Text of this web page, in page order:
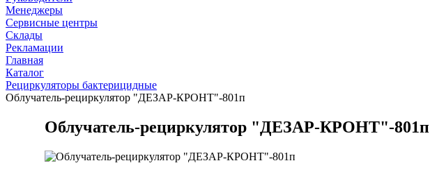
Менеджеры
Сервисные центры
Склады
Рекламации
Главная
Каталог
Рециркуляторы бактерицидные
Облучатель-рециркулятор "ДЕЗАР-КРОНТ"-801п
Облучатель-рециркулятор "ДЕЗАР-КРОНТ"-801п